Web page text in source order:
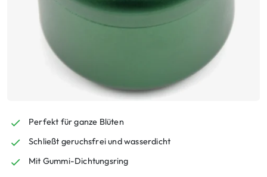
Perfekt für ganze Blüten
Schließt geruchsfrei und wasserdicht
Mit Gummi-Dichtungsring